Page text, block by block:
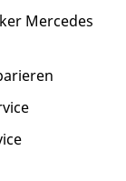
Mercedes